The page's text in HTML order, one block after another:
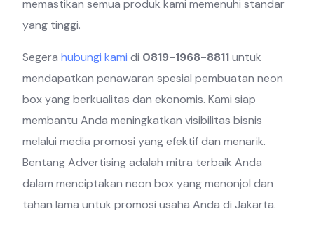
memastikan semua produk kami memenuhi standar
yang tinggi.
Segerahubungi kami di 0819-1968-8811untuk
mendapatkan penawaran spesial pembuatan neon
box yang berkualitas dan ekonomis. Kami siap
membantu Anda meningkatkan visibilitas bisnis
melalui media promosi yang efektif dan menarik.
Bentang Advertising adalah mitra terbaik Anda
dalam menciptakan neon box yang menonjol dan
tahan lama untuk promosi usaha Anda di Jakarta.